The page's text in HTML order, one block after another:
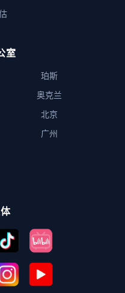
室
珀斯
奥克兰
北京
广州